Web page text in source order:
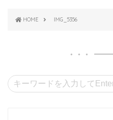
HOME IMG_5356